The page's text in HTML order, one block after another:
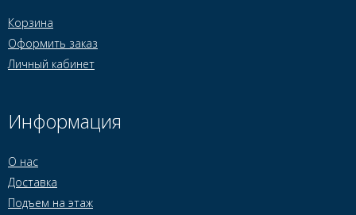
Корзина
Оформить заказ
Личный кабинет
Информация
О нас
Доставка
Подъем на этаж